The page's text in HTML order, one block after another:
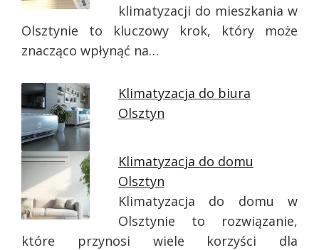
klimatyzacji do mieszkania w
Olsztynie to kluczowy krok, który może
znacząco wpłynąć na…
Klimatyzacja do biura
Olsztyn
Klimatyzacja do domu
Olsztyn
Klimatyzacja do domu w
Olsztynie to rozwiązanie,
które przynosi wiele korzyści dla